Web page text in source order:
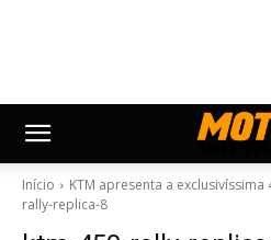
Início KTM apresenta a exclusivíssima
rally-replica-8